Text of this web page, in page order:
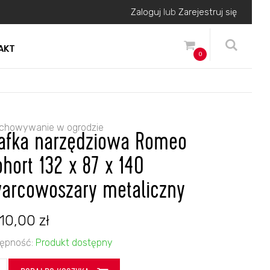
Zaloguj lub Zarejestruj się
0
w ogrodzie
narzędziowa Romeo
132 x 87 x 140
metaliczny
zł
Produkt dostępny